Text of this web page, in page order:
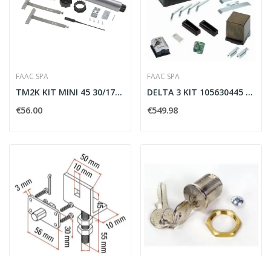
FAAC SPA
TM2K KIT MINI 45 30/17 55KG - FAAC 143202
€56.00
FAAC SPA
DELTA 3 KIT 105630445 230V SAFE 900 KG - FAAC...
€549.98